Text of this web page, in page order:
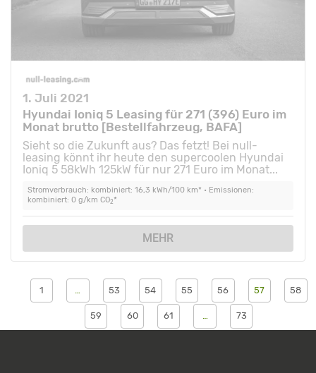
1. Juli 2021
Hyundai Ioniq 5 Leasing für 271 (396) Euro im
Monat brutto [Bestellfahrzeug, BAFA]
Sieht so die Zukunft aus? Das fetzt! Bei null-
leasing könnt ihr heute den supercoolen Hyundai
Ioniq 5 58kWh 125kW für nur 271 Euro im Monat...
Stromverbrauch: kombiniert: 16,3 kWh/100 km* • Emissionen:
kombiniert: 0 g/km CO2*
MEHR
1 53 54 55 56 57 58
59 60 61 … 73